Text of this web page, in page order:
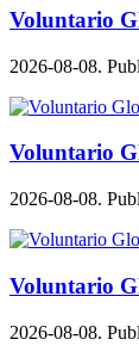
Voluntario
2026-08-08.
Voluntario
2026-08-08.
Voluntario
2026-08-08.